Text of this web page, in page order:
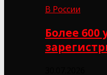
В России
Более 600